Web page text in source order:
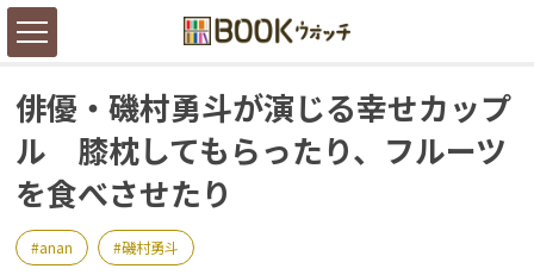
俳優・磯村勇斗が演じる幸せカップ
ル 膝枕してもらったり、フルーツ
を食べさせたり
anan 磯村勇斗